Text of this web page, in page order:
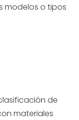
modelos o tipos
de
materiales